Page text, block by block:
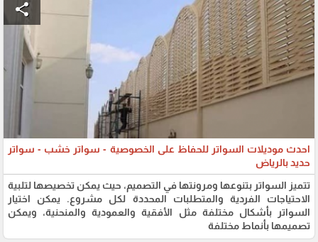
share
احدث موديلات السواتر للحفاظ على الخصوصية - سواتر خشب - سواتر
حديد بالرياض
تتميز السواتر بتنوعها ومرونتها في التصميم، حيث يمكن تخصيصها لتلبية
الاحتياجات الفردية والمتطلبات المحددة لكل مشروع. يمكن اختيار
السواتر بأشكال مختلفة مثل الأفقية والعمودية والمنحنية، ويمكن
تصميمها بأنماط مختلفة